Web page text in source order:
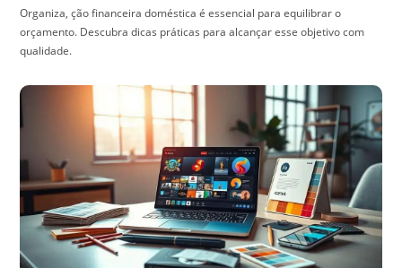
Organiza, ção financeira doméstica é essencial para equilibrar o
orçamento. Descubra dicas práticas para alcançar esse objetivo com
qualidade.